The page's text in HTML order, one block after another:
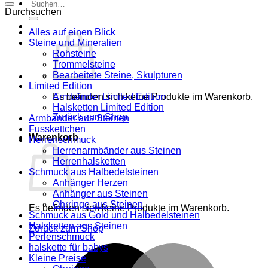
Suche
nach:
Es befinden sich keine Produkte im Warenkorb.
Zurück zum Shop
Warenkorb
Es befinden sich keine Produkte im Warenkorb.
Zurück zum Shop
Durchsuchen
Alles auf einen Blick
Steine und Mineralien
Rohsteine
Trommelsteine
Bearbeitete Steine, Skulpturen
Limited Edition
Armbänder Limited Edition
Halsketten Limited Edition
Armbänder aus Steinen
Fusskettchen
Herrenschmuck
Herrenarmbänder aus Steinen
Herrenhalsketten
Schmuck aus Halbedelsteinen
Anhänger Herzen
Anhänger aus Steinen
Ohrringe aus Steinen
Schmuck aus Gold und Halbedelsteinen
Halsketten aus Steinen
Perlenschmuck
halskette für babys
Kleine Preise